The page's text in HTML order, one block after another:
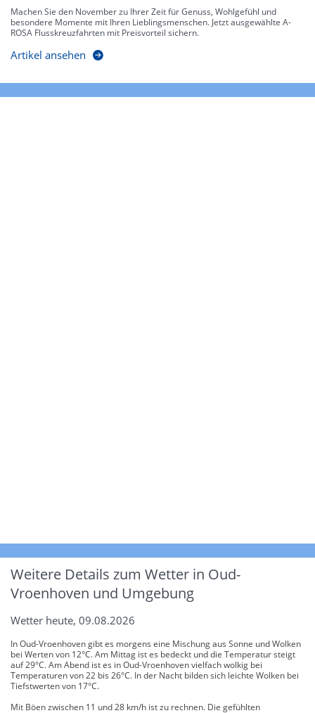
Machen Sie den November zu Ihrer Zeit für Genuss, Wohlgefühl und
besondere Momente mit Ihren Lieblingsmenschen. Jetzt ausgewählte A-
ROSA Flusskreuzfahrten mit Preisvorteil sichern.
Artikel ansehen
Weitere Details zum Wetter in Oud-
Vroenhoven und Umgebung
Wetter heute, 09.08.2026
In Oud-Vroenhoven gibt es morgens eine Mischung aus Sonne und Wolken
bei Werten von 12°C. Am Mittag ist es bedeckt und die Temperatur steigt
auf 29°C. Am Abend ist es in Oud-Vroenhoven vielfach wolkig bei
Temperaturen von 22 bis 26°C. In der Nacht bilden sich leichte Wolken bei
Tiefstwerten von 17°C.
Mit Böen zwischen 11 und 28 km/h ist zu rechnen. Die gefühlten